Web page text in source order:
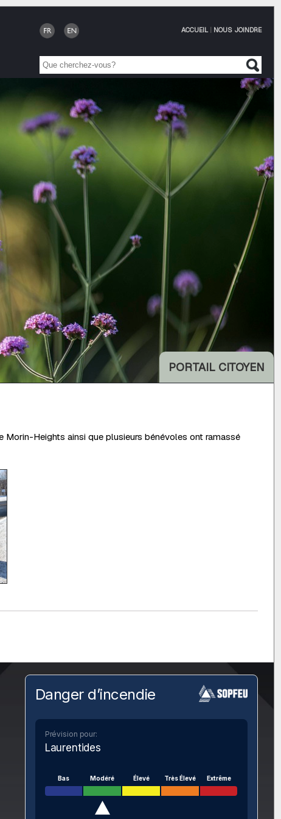
ACCUEIL| NOUS JOINDRE
PORTAIL CITOYEN
Morin-Heights ainsi que plusieurs bénévoles ont ramassé
Danger d’incendie
Prévision pour:
Laurentides
Bas Modéré Élevé Très Élevé Extrême